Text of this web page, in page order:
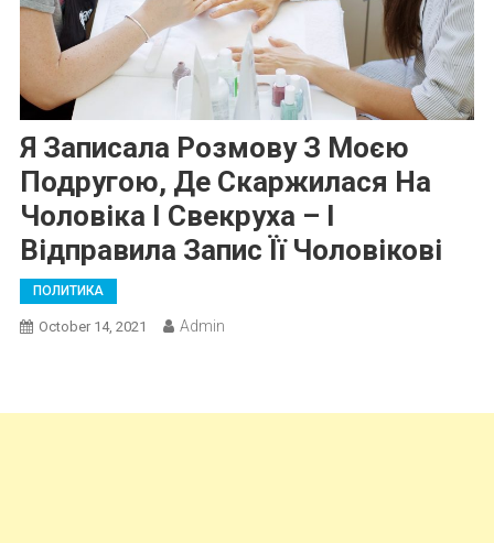
Я Записала Розмову З Моєю
Подругою, Де Скаpжилася На
Чоловіка І Свекруха – І
Відправила Запис Її Чоловікові
ПОЛИТИКА
October 14, 2021 Admin